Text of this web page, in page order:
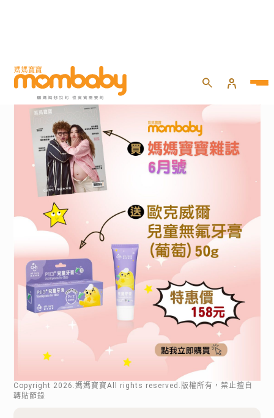
Copyright 2026 .媽媽寶寶All rights reserved.版權所有，禁止擅自
轉貼節錄